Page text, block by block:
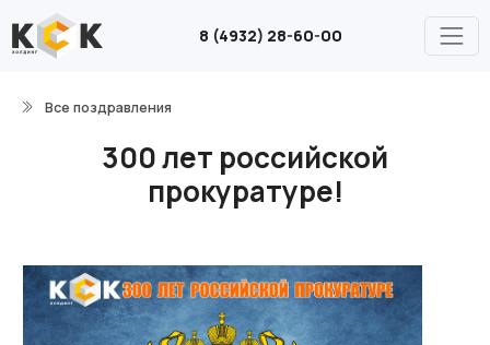
8 (4932) 28-60-00
Все поздравления
300 лет российской
прокуратуре!